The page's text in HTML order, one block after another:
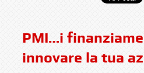
PMI…i
innovare la tua